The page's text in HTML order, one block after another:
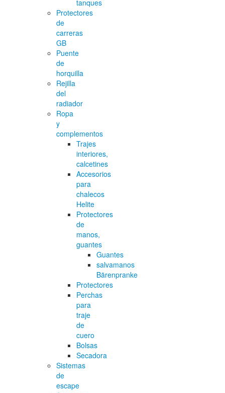
tanques
Protectores
de
carreras
GB
Puente
de
horquilla
Rejilla
del
radiador
Ropa
y
complementos
Trajes
interiores,
calcetines
Accesorios
para
chalecos
Helite
Protectores
de
manos,
guantes
Guantes
salvamanos
Bärenpranke
Protectores
Perchas
para
traje
de
cuero
Bolsas
Secadora
Sistemas
de
escape